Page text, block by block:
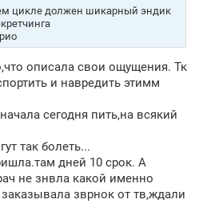
цикле должен шикарный эндик
описала свои ощущения. Тк
и навредить этимм
сегодня пить,на всякий
так болеть...
дней 10 срок. А
не знвла какой именно
зврнок от тв,ждали